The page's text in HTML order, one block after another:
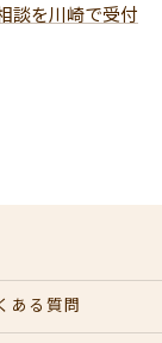
談を川崎で受付
ある質問